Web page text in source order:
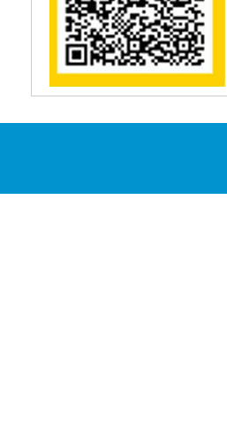
Reumatología
Salud Pública
Sección Medicina
Semiología
Terapia Ocupacional
Veterinaria